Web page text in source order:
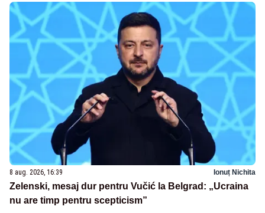
8 aug. 2026, 16:39 Ionuț Nichita
Zelenski, mesaj dur pentru Vučić la Belgrad: „Ucraina
nu are timp pentru scepticism”